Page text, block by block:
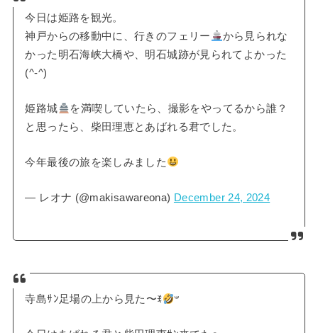
今日は姫路を観光。
神戸からの移動中に、行きのフェリー
から見られな
かった明石海峡大橋や、明石城跡が見られてよかった
(^-^)
姫路城
を満喫していたら、撮影をやってるから誰？
と思ったら、柴田理恵とあばれる君でした。
今年最後の旅を楽しみました
— レオナ (@makisawareona) December 24, 2024
寺島ｻﾝ足場の上から見た〜ꉂ 𐤔